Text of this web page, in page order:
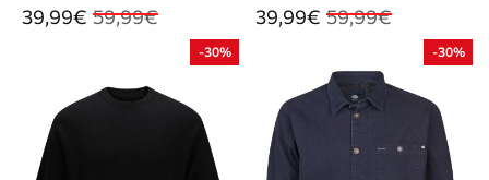
39,99€ 59,99€ 39,99€ 59,99€
-30% -30%